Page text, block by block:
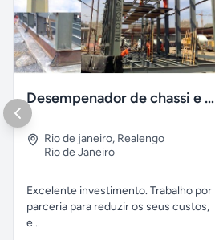
Desempenador de chassi e caçambas basculantes
Rio de janeiro, Realengo
Rio de Janeiro
Excelente investimento. Trabalho por
parceria para reduzir os seus custos,
e...